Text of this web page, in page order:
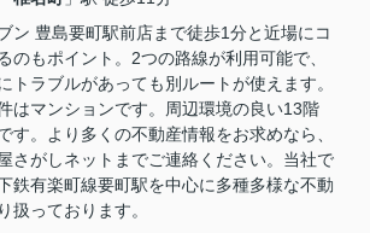
ン 豊島要町駅前店まで徒歩1分と近場にコ
のもポイント。2つの路線が利用可能で、
トラブルがあっても別ルートが使えます。
はマンションです。周辺環境の良い13階
す。より多くの不動産情報をお求めなら、
さがしネットまでご連絡ください。当社で
鉄有楽町線要町駅を中心に多種多様な不動
扱っております。